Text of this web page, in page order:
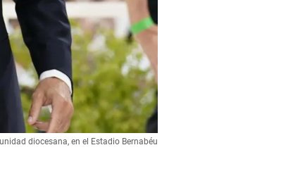
diocesana, en el Estadio Bernabéu